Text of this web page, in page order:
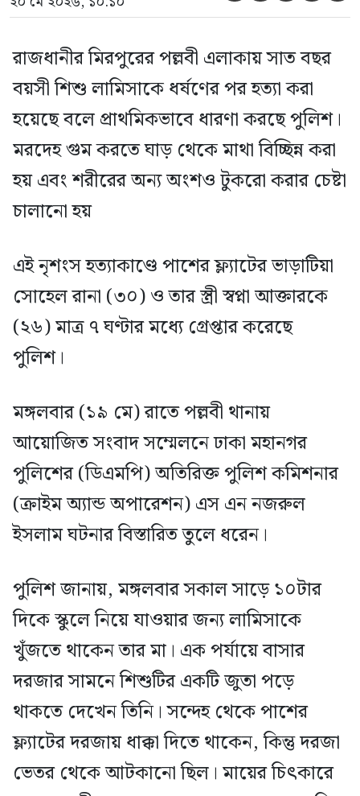
রাজধানীর মিরপুরের পল্লবী এলাকায় সাত বছর
বয়সী শিশু লামিসাকে ধর্ষণের পর হত্যা করা
হয়েছে বলে প্রাথমিকভাবে ধারণা করছে পুলিশ।
মরদেহ গুম করতে ঘাড় থেকে মাথা বিচ্ছিন্ন করা
হয় এবং শরীরের অন্য অংশও টুকরো করার চেষ্টা
চালানো হয়
এই নৃশংস হত্যাকাণ্ডে পাশের ফ্ল্যাটের ভাড়াটিয়া
সোহেল রানা (৩০) ও তার স্ত্রী স্বপ্না আক্তারকে
(২৬) মাত্র ৭ ঘণ্টার মধ্যে গ্রেপ্তার করেছে
পুলিশ।
মঙ্গলবার (১৯ মে) রাতে পল্লবী থানায়
আয়োজিত সংবাদ সম্মেলনে ঢাকা মহানগর
পুলিশের (ডিএমপি) অতিরিক্ত পুলিশ কমিশনার
(ক্রাইম অ্যান্ড অপারেশন) এস এন নজরুল
ইসলাম ঘটনার বিস্তারিত তুলে ধরেন।
পুলিশ জানায়, মঙ্গলবার সকাল সাড়ে ১০টার
দিকে স্কুলে নিয়ে যাওয়ার জন্য লামিসাকে
খুঁজতে থাকেন তার মা। এক পর্যায়ে বাসার
দরজার সামনে শিশুটির একটি জুতা পড়ে
থাকতে দেখেন তিনি। সন্দেহ থেকে পাশের
ফ্ল্যাটের দরজায় ধাক্কা দিতে থাকেন, কিন্তু দরজা
ভেতর থেকে আটকানো ছিল। মায়ের চিৎকারে